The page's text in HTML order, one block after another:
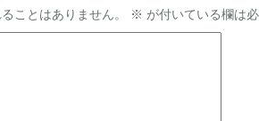
ことはありません。 ※ が付いている欄は